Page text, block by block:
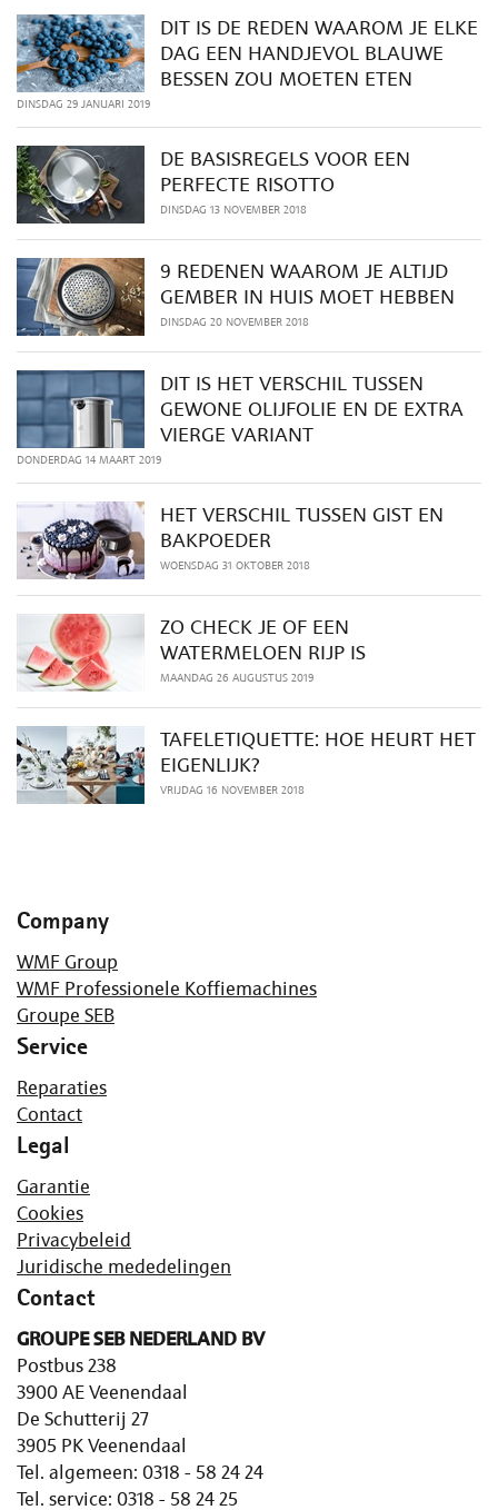
DIT IS DE REDEN WAAROM JE ELKE
DAG EEN HANDJEVOL BLAUWE
BESSEN ZOU MOETEN ETEN
DINSDAG 29 JANUARI 2019
DE BASISREGELS VOOR EEN
PERFECTE RISOTTO
DINSDAG 13 NOVEMBER 2018
9 REDENEN WAAROM JE ALTIJD
GEMBER IN HUIS MOET HEBBEN
DINSDAG 20 NOVEMBER 2018
DIT IS HET VERSCHIL TUSSEN
GEWONE OLIJFOLIE EN DE EXTRA
VIERGE VARIANT
DONDERDAG 14 MAART 2019
HET VERSCHIL TUSSEN GIST EN
BAKPOEDER
WOENSDAG 31 OKTOBER 2018
ZO CHECK JE OF EEN
WATERMELOEN RIJP IS
MAANDAG 26 AUGUSTUS 2019
TAFELETIQUETTE: HOE HEURT HET
EIGENLIJK?
VRIJDAG 16 NOVEMBER 2018
Company
WMF Group
WMF Professionele Koffiemachines
Groupe SEB
Service
Reparaties
Contact
Legal
Garantie
Cookies
Privacybeleid
Juridische mededelingen
Contact
GROUPE SEB NEDERLAND BV
Postbus 238
3900 AE Veenendaal
De Schutterij 27
3905 PK Veenendaal
Tel. algemeen: 0318 - 58 24 24
Tel. service: 0318 - 58 24 25